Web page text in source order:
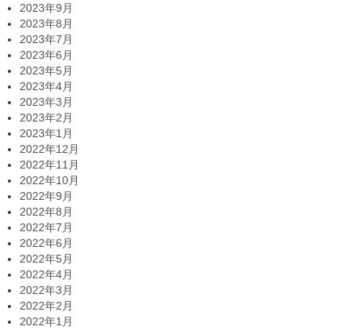
2023年9月
2023年8月
2023年7月
2023年6月
2023年5月
2023年4月
2023年3月
2023年2月
2023年1月
2022年12月
2022年11月
2022年10月
2022年9月
2022年8月
2022年7月
2022年6月
2022年5月
2022年4月
2022年3月
2022年2月
2022年1月